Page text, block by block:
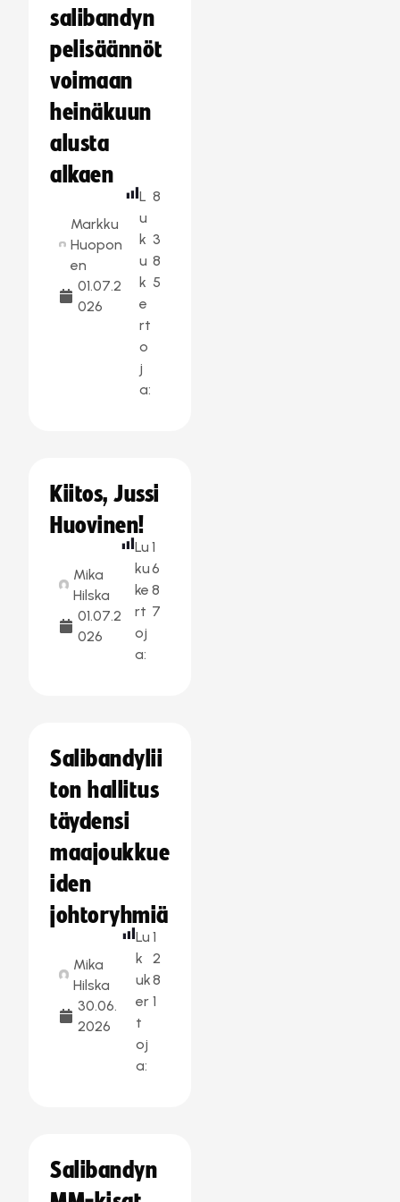
salibandyn
pelisäännöt
voimaan
heinäkuun
alusta
alkaen
Markku
Huopon
en
01.07.2
026
L
u
k
u
k
e
rt
o
j
a:
8
3
8
5
Kiitos, Jussi
Huovinen!
Mika
Hilska
01.07.2
026
Lu
ku
ke
rt
oj
a:
1
6
8
7
Salibandylii
ton hallitus
täydensi
maajoukkue
iden
johtoryhmiä
Mika
Hilska
30.06.
2026
Lu
k
uk
er
t
oj
a:
1
2
8
1
Salibandyn